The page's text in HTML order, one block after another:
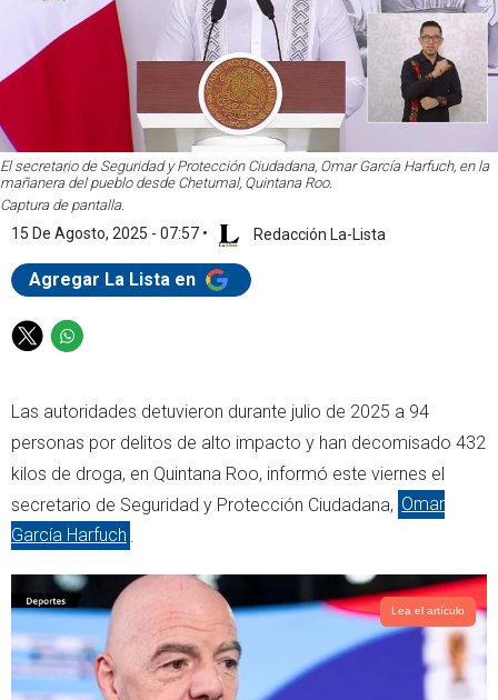
El secretario de Seguridad y Protección Ciudadana, Omar García Harfuch, en la
mañanera del pueblo desde Chetumal, Quintana Roo.
Captura de pantalla.
15 De Agosto, 2025 - 07:57 • Redacción La-Lista
Agregar La Lista en
T
t
t
r
W
t
s
p
p
Las autoridades detuvieron durante julio de 2025 a 94
personas por delitos de alto impacto y han decomisado 432
kilos de droga, en Quintana Roo, informó este viernes el
secretario de Seguridad y Protección Ciudadana, Omar
García Harfuch
Lea el artículo